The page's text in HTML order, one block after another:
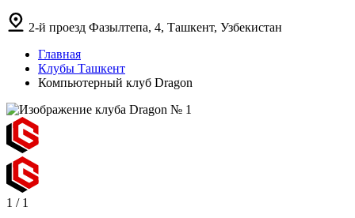
2-й проезд Фазылтепа, 4, Ташкент, Узбекистан
Главная
Клубы Ташкент
Компьютерный клуб Dragon
1 / 1